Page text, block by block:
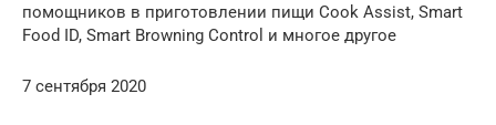
помощников в приготовлении пищи Cook Assist, Smart
Food ID, Smart Browning Control и многое другое
7 сентября 2020